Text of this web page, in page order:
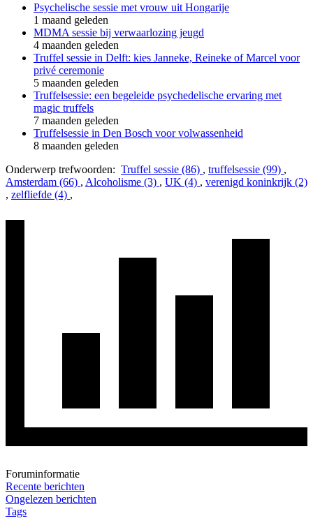
Psychelische sessie met vrouw uit Hongarije
1 maand geleden
MDMA sessie bij verwaarlozing jeugd
4 maanden geleden
Truffel sessie in Delft: kies Janneke, Reineke of Marcel voor
privé ceremonie
5 maanden geleden
Truffelsessie: een begeleide psychedelische ervaring met
magic truffels
7 maanden geleden
Truffelsessie in Den Bosch voor volwassenheid
8 maanden geleden
Onderwerp trefwoorden: Truffel sessie (86) , truffelsessie (99) ,
Amsterdam (66) , Alcoholisme (3) , UK (4) , verenigd koninkrijk (2)
, zelfliefde (4) ,
Foruminformatie
Recente berichten
Ongelezen berichten
Tags